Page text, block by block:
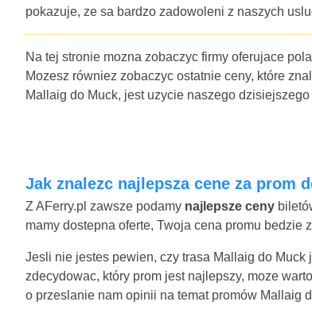
pokazuje, ze sa bardzo zadowoleni z naszych
Na tej stronie mozna zobaczyc firmy oferujace
Mozesz równiez zobaczyc ostatnie ceny, które
Mallaig do Muck, jest uzycie naszego
Jak znalezc najlepsza cene za prom
Z AFerry.pl zawsze podamy najlepsze ceny
mamy dostepna oferte, Twoja cena promu
Jesli nie jestes pewien, czy trasa Mallaig do
zdecydowac, który prom jest najlepszy, moze
o przeslanie nam opinii na temat promów Mallaig